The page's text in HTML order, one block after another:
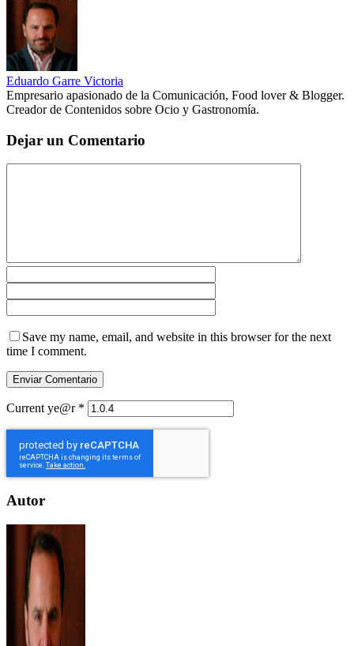
Eduardo Garre Victoria
Empresario apasionado de la Comunicación, Food lover & Blogger.
Creador de Contenidos sobre Ocio y Gastronomía.
Dejar un Comentario
Save my name, email, and website in this browser for the next
time I comment.
Current ye@r *
Autor